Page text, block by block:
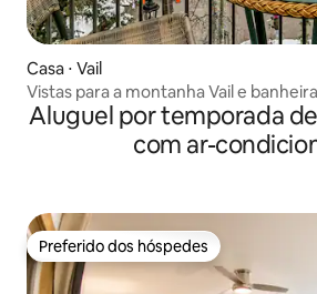
Casa ⋅ Vail
Vistas para a montanha Vail e
no terraço LH314
Aluguel por temporada
com ar-
Preferido dos hóspedes
Preferido dos hóspedes